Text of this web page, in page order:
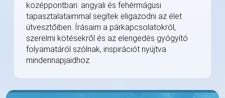
középpontban: angyali és fehérmágusi
tapasztalataimmal segítek eligazodni az élet
útvesztőiben. Írásaim a párkapcsolatokról,
szerelmi kötésekről és az elengedés gyógyító
folyamatáról szólnak, inspirációt nyújtva
mindennapjaidhoz.